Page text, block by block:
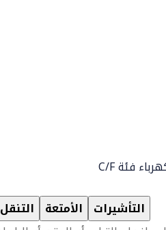
التنقل الأمتعة التأشيرات